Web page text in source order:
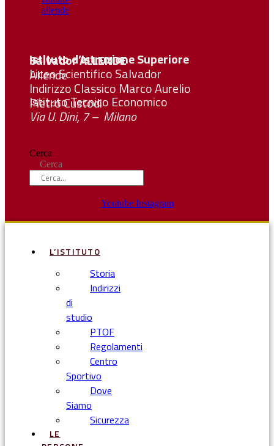
Istituto d’Istruzione Superiore SalvadorALLENDE
Liceo Scientifico Salvador Allende
Indirizzo Classico Marco Aurelio
Istituto Tecnico Economico Pietro Custodi
Via U. Dini, 7 – Milano
Cerca
Cerca
Youtube Instagram
L’ISTITUTO
Storia
Indirizzi
di
studio
PTOF
Regolamenti
Centro
Sportivo
Dove
Siamo
Sicurezza
LE